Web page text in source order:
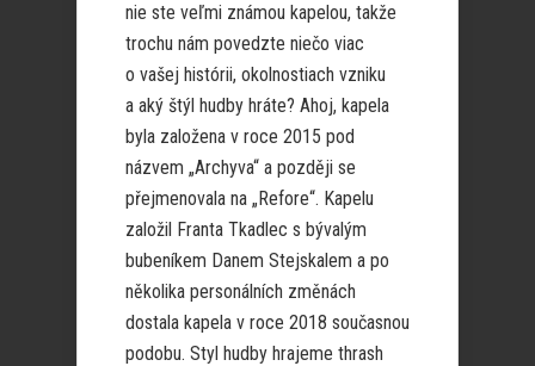
nie ste veľmi známou kapelou, takže
trochu nám povedzte niečo viac
o vašej histórii, okolnostiach vzniku
a aký štýl hudby hráte? Ahoj, kapela
byla založena v roce 2015 pod
názvem „Archyva“ a později se
přejmenovala na „Refore“. Kapelu
založil Franta Tkadlec s bývalým
bubeníkem Danem Stejskalem a po
několika personálních změnách
dostala kapela v roce 2018 současnou
podobu. Styl hudby hrajeme thrash